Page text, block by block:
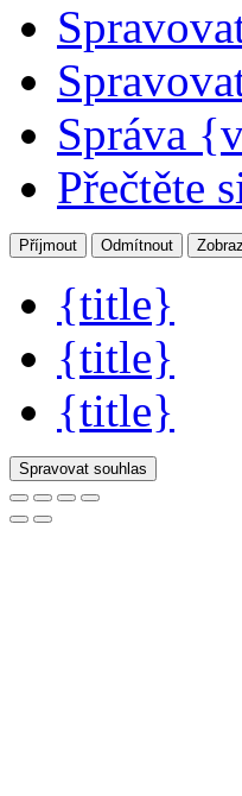
Správa
Přečtěte
Příjmout Odmítnout
{title}
{title}
{title}
Spravovat souhlas